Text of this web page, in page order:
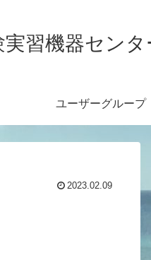
習機器センタ
ユーザーグループ
2023.02.09